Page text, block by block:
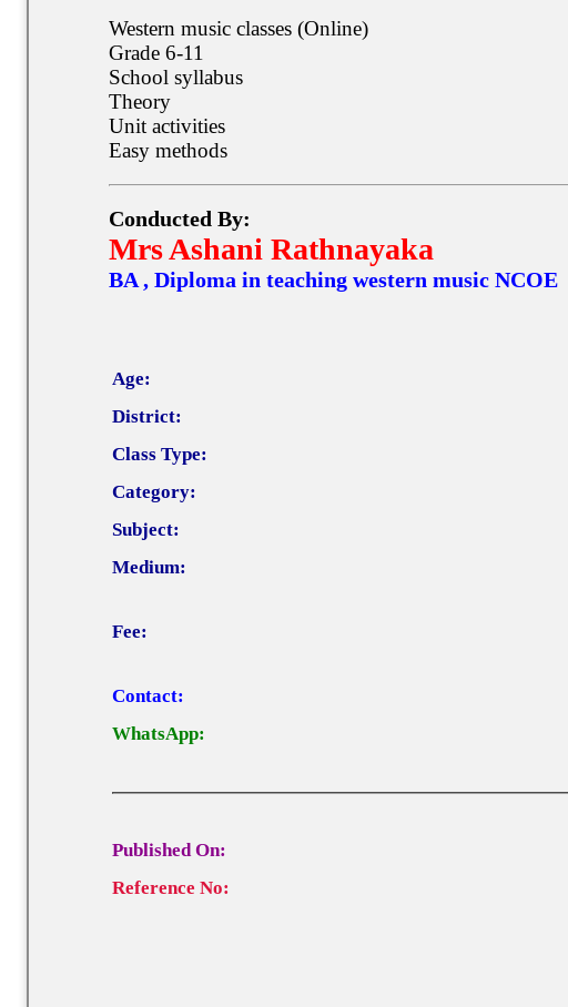
Western music classes (Online)
Grade 6-11
School syllabus
Theory
Unit activities
Easy methods
Conducted By:
Mrs Ashani Rathnayaka
BA , Diploma in teaching western music NCOE
Age:
District:
Class Type:
Category:
Subject:
Medium:
Fee:
Contact:
WhatsApp:
Published On:
Reference No: